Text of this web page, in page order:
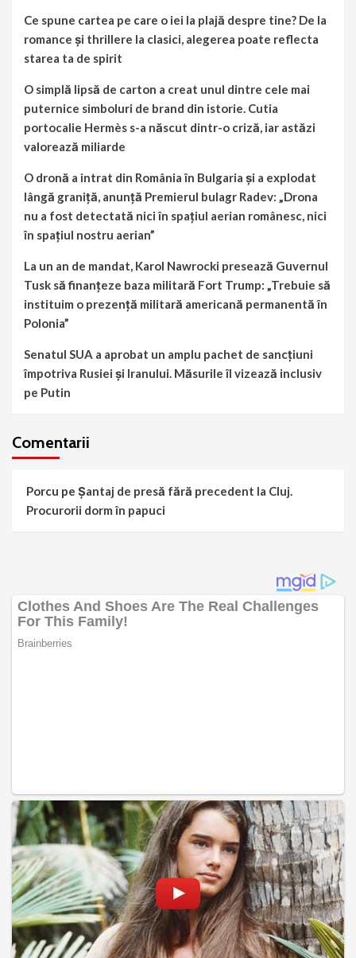
Ce spune cartea pe care o iei la plajă despre tine? De la
romance și thrillere la clasici, alegerea poate reflecta
starea ta de spirit
O simplă lipsă de carton a creat unul dintre cele mai
puternice simboluri de brand din istorie. Cutia
portocalie Hermès s-a născut dintr-o criză, iar astăzi
valorează miliarde
O dronă a intrat din România în Bulgaria și a explodat
lângă graniță, anunță Premierul bulagr Radev: „Drona
nu a fost detectată nici în spațiul aerian românesc, nici
în spațiul nostru aerian”
La un an de mandat, Karol Nawrocki presează Guvernul
Tusk să finanțeze baza militară Fort Trump: „Trebuie să
instituim o prezență militară americană permanentă în
Polonia”
Senatul SUA a aprobat un amplu pachet de sancțiuni
împotriva Rusiei și Iranului. Măsurile îl vizează inclusiv
pe Putin
Comentarii
Porcu pe Șantaj de presă fără precedent la Cluj.
Procurorii dorm în papuci